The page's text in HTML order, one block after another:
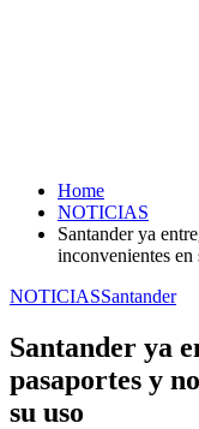
Home
NOTICIAS
Santander ya
inconvenientes en
NOTICIASSantander
Santander ya
pasaportes y
su uso